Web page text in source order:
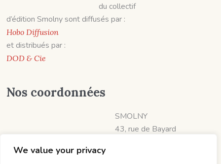
We value your privacy
du collectif
d’édition Smolny sont diffusés par :
Hobo Diffusion
et distribués par :
DOD & Cie
Nos coordonnées
SMOLNY
43, rue de Bayard
📱 07 60 19 06 57